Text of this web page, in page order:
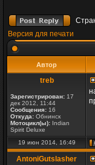
Версия для печати
Автор
treb
Зарегистрирован: 17
дек 2012, 11:44
Сообщения: 16
Откуда: Обнинск
Мотоцикл(ы): Indian
Spirit Deluxe
19 июн 2014, 16:49
AntoniGutslasher